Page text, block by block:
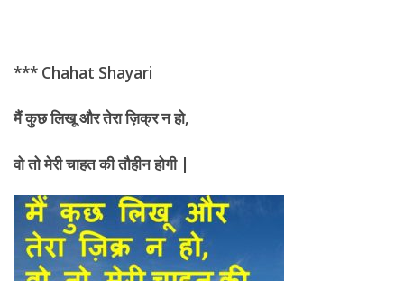
*** Chahat Shayari
मैं कुछ लिखू और तेरा ज़िक्र न हो,
वो तो मेरीचाहत की तौहीन होगी |